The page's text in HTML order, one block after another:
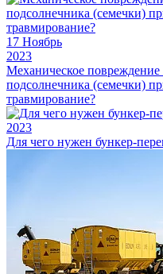
17 Ноябрь
2023
Механическое
подсолнечника (семечки)
травмирование?
2023
Для чего нужен бункер-